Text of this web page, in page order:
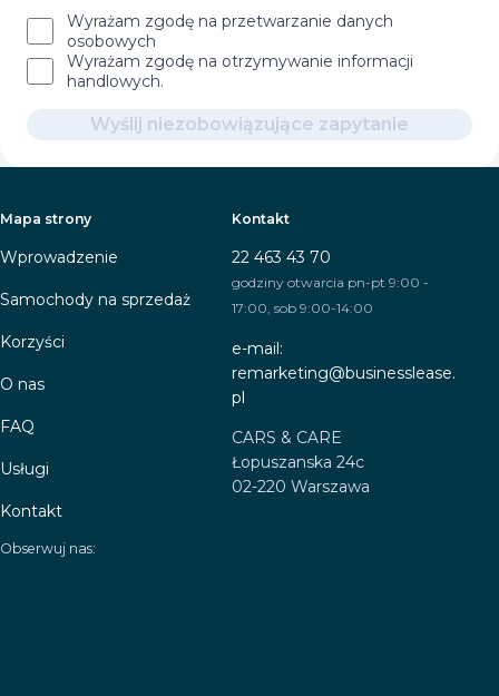
Wyrażam zgodę na przetwarzanie danych
osobowych
Wyrażam zgodę na otrzymywanie informacji
handlowych.
Wyślij niezobowiązujące zapytanie
Mapa strony
Wprowadzenie
Samochody na sprzedaż
Korzyści
O nas
FAQ
Usługi
Kontakt
Kontakt
22 463 43 70
godziny otwarcia pn-pt 9:00 -
17:00, sob 9:00-14:00
e-mail:
remarketing@businesslease.
pl
CARS & CARE
Łopuszanska 24c
02-220 Warszawa
Obserwuj nas: